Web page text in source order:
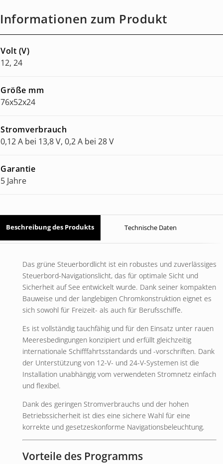
Informationen zum Produkt
Volt (V)
12, 24
Größe mm
76x52x24
Stromverbrauch
0,12 A bei 13,8 V, 0,2 A bei 28 V
Garantie
5 Jahre
Beschreibung des Produkts Technische Daten
Das grüne Steuerbordlicht ist ein robustes und zuverlässiges
Steuerbord-Navigationslicht, das für optimale Sicht und
Sicherheit auf See entwickelt wurde. Dank seiner kompakten
Bauweise und der langlebigen Chromkonstruktion eignet es
sich sowohl für Freizeit- als auch für Berufsschiffe.
Es ist vollständig tauchfähig und für den Einsatz unter rauen
Meeresbedingungen konzipiert und erfüllt gleichzeitig
internationale Schifffahrtsstandards und -vorschriften. Dank
der Unterstützung von 12-V- und 24-V-Systemen ist die
Installation unabhängig vom verwendeten Stromnetz einfach
und flexibel.
Dank des geringen Stromverbrauchs und der hohen
Betriebssicherheit ist dies eine sichere Wahl für eine
korrekte und gesetzeskonforme Navigationsbeleuchtung.
Vorteile des Programms